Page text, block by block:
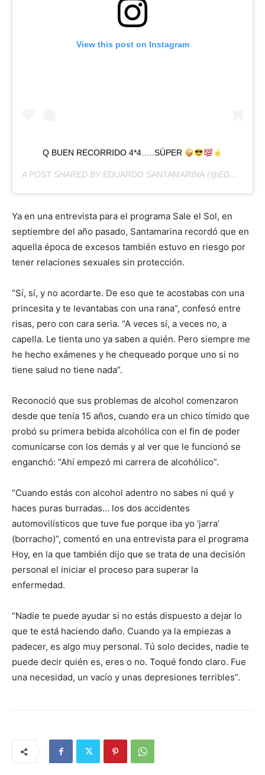
View this post on Instagram
Q BUEN RECORRIDO 4*4…..SÚPER
A POST SHARED BY EDUARDO SANTAMARINA (@EDUARDOSANTAMARINAMX) ON
Ya en una entrevista para el programa Sale el Sol, en
septiembre del año pasado, Santamarina recordó que en
aquella época de excesos también estuvo en riesgo por
tener relaciones sexuales sin protección.
“Sí, sí, y no acordarte. De eso que te acostabas con una
princesita y te levantabas con una rana”, confesó entre
risas, pero con cara seria. “A veces sí, a veces no, a
capella. Le tienta uno ya saben a quién. Pero siempre me
he hecho exámenes y he chequeado porque uno si no
tiene salud no tiene nada”.
Reconoció que sus problemas de alcohol comenzaron
desde que tenía 15 años, cuando era un chico tímido que
probó su primera bebida alcohólica con el fin de poder
comunicarse con los demás y al ver que le funcionó se
enganchó: “Ahí empezó mi carrera de alcohólico”.
“Cuando estás con alcohol adentro no sabes ni qué y
haces puras burradas… los dos accidentes
automovilísticos que tuve fue porque iba yo ‘jarra’
(borracho)”, comentó en una entrevista para el programa
Hoy, en la que también dijo que se trata de una decisión
personal el iniciar el proceso para superar la
enfermedad.
“Nadie te puede ayudar si no estás dispuesto a dejar lo
que te está haciendo daño. Cuando ya la empiezas a
padecer, es algo muy personal. Tú solo decides, nadie te
puede decir quién es, eres o no. Toqué fondo claro. Fue
una necesidad, un vacío y unas depresiones terribles”.